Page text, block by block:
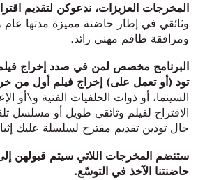
المخرجات العزيزات، ندعوكن لتقديم
وثائقي في إطار حاضنة مميزة مدتها
ومرافقة طاقم مهني رائد.
البرنامج مخصص لمن في صدد إخراج
تود (أو تعمل على) إخراج فيلم أول من
السينما، أو ذوات الخلفيات الفنية و\أو
الاقتراح لفيلم وثائقي طويل أو مسلسل
حال تودين تقديم مقترح لسلسلة عليك
ستنضم المخرجات اللاتي سيتم قبولهن
حاضنتنا الآخذ في التوسّع.